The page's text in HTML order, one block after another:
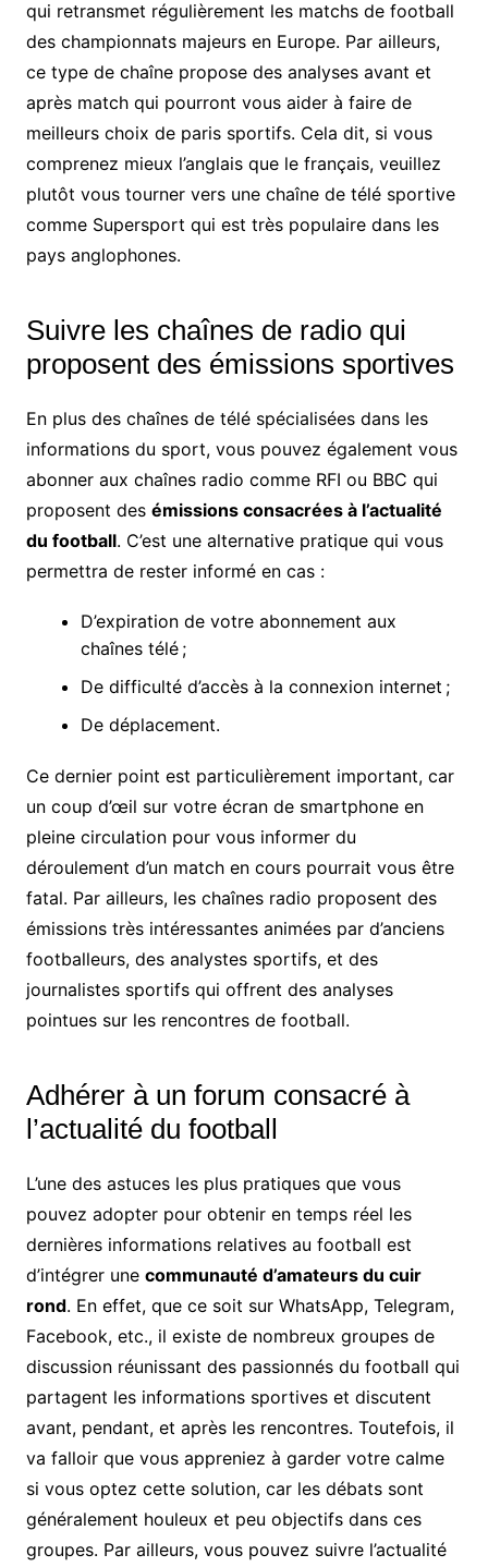
qui retransmet régulièrement les matchs de football
des championnats majeurs en Europe. Par ailleurs,
ce type de chaîne propose des analyses avant et
après match qui pourront vous aider à faire de
meilleurs choix de paris sportifs. Cela dit, si vous
comprenez mieux l’anglais que le français, veuillez
plutôt vous tourner vers une chaîne de télé sportive
comme Supersport qui est très populaire dans les
pays anglophones.
Suivre les chaînes de radio qui
proposent des émissions sportives
En plus des chaînes de télé spécialisées dans les
informations du sport, vous pouvez également vous
abonner aux chaînes radio comme RFI ou BBC qui
proposent des émissions consacrées à l’actualité
du football. C’est une alternative pratique qui vous
permettra de rester informé en cas :
D’expiration de votre abonnement aux
chaînes télé ;
De difficulté d’accès à la connexion internet ;
De déplacement.
Ce dernier point est particulièrement important, car
un coup d’œil sur votre écran de smartphone en
pleine circulation pour vous informer du
déroulement d’un match en cours pourrait vous être
fatal. Par ailleurs, les chaînes radio proposent des
émissions très intéressantes animées par d’anciens
footballeurs, des analystes sportifs, et des
journalistes sportifs qui offrent des analyses
pointues sur les rencontres de football.
Adhérer à un forum consacré à
l’actualité du football
L’une des astuces les plus pratiques que vous
pouvez adopter pour obtenir en temps réel les
dernières informations relatives au football est
d’intégrer une communauté d’amateurs du cuir
rond. En effet, que ce soit sur WhatsApp, Telegram,
Facebook, etc., il existe de nombreux groupes de
discussion réunissant des passionnés du football qui
partagent les informations sportives et discutent
avant, pendant, et après les rencontres. Toutefois, il
va falloir que vous appreniez à garder votre calme
si vous optez cette solution, car les débats sont
généralement houleux et peu objectifs dans ces
groupes. Par ailleurs, vous pouvez suivre l’actualité